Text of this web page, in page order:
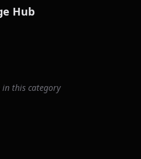
Hub
this category